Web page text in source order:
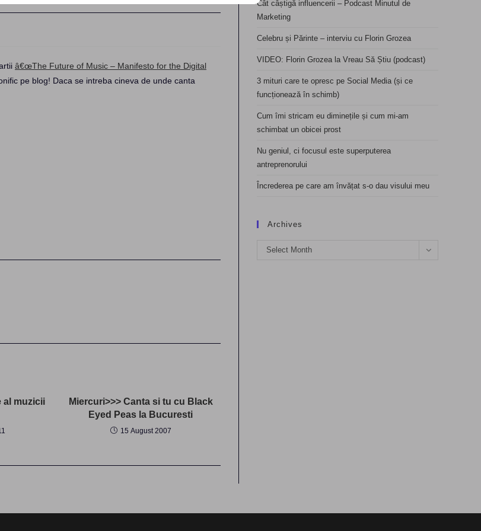
â€œThe Future of Music – Manifesto for the Digital
pe blog! Daca se intreba cineva de unde canta
al muzicii
Miercuri>>> Canta si tu cu Black
Eyed Peas la Bucuresti
15 August 2007
Cât câștigă influencerii – Podcast Minutul de
Marketing
Celebru și Părinte – interviu cu Florin Grozea
VIDEO: Florin Grozea la Vreau Să Știu (podcast)
3 mituri care te opresc pe Social Media (și ce
funcționează în schimb)
Cum îmi stricam eu diminețile și cum mi-am
schimbat un obicei prost
Nu geniul, ci focusul este superputerea
antreprenorului
Încrederea pe care am învățat s-o dau visului meu
Archives
Archives
Select Month